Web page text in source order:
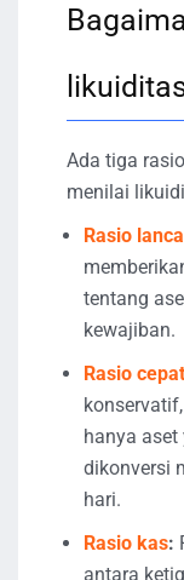
Ada tiga
menilai
Rasio
tentang
kewajiban.
Rasio cepat
hanya
dikonversi
hari.
Rasio kas:
antara